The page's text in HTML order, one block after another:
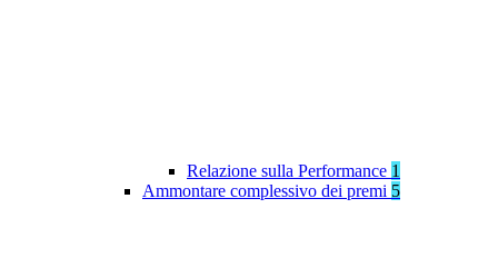
Relazione sulla Performance 1
Ammontare complessivo dei premi 5